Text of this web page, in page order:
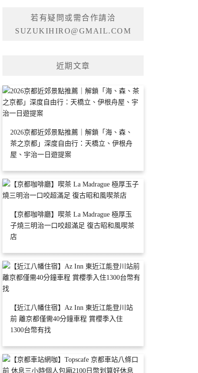
若有疑問或需合作請洽
SUZUKIHIRO@GMAIL.COM
近期文章
2026京都近郊景點推薦｜解鎖「海、森、
茶之京都」深度自由行：天橋立、伊根舟
屋、宇治一日遊提案
【京都咖啡廳】喫茶 La Madrague 極厚玉
子燒三明治一口咬超滿足 復古昭和風喫茶
店
【近江八幡住宿】Az Inn 東近江能登川站
前 離京都僅需40分鐘車程 賞櫻季入住
1300台幣有找